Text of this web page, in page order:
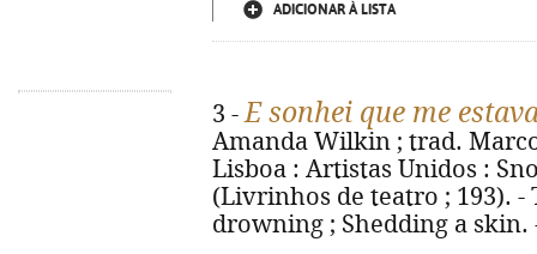
ADICIONAR À LISTA
3 -E sonhei que me
Amanda Wilkin ; trad.
Lisboa : Artistas Unidos :
(Livrinhos de teatro ; 193).
drowning ; Shedding a skin.